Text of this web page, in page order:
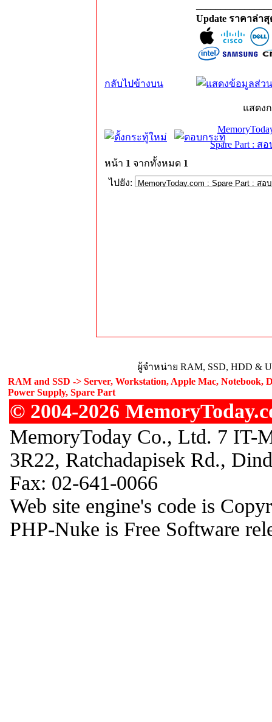
Update ราคาล่า
กลับไปข้างบน
แสดง
Spare Part : ส
หน้า 1 จากทั้งหมด 1
ไปยัง:
ผู้จำหน่าย RAM, SSD, HDD &
RAM and SSD -> Server, Workstation, Apple Mac, Notebook,
Power Supply, Spare Part
© 2004-2026
MemoryToday Co., Ltd. 7 IT-
3R22, Ratchadapisek Rd.,
Fax: 02-641-0066
Web site engine's code is
PHP-Nuke is Free Software